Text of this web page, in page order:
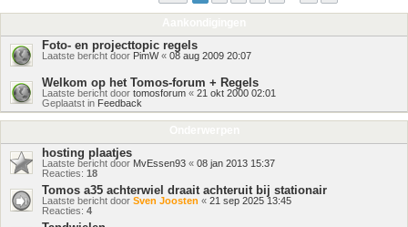
Foto- en projecttopic regels
Laatste bericht door PimW« 08 aug 2009 20:07
Welkom op het Tomos-forum + Regels
Laatste bericht door tomosforum « 21 okt 2000 02:01
Geplaatst in Feedback
hosting plaatjes
Laatste bericht door MvEssen93 « 08 jan 2013 15:37
Reacties: 18
Tomos a35 achterwiel draait achteruit bij stationair
Laatste bericht door Sven Joosten « 21 sep 2025 13:45
Reacties: 4